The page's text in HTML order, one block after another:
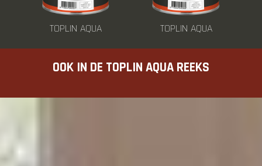
TOPLIN AQUA TOPLIN AQUA
OOK IN DE TOPLIN AQUA REEKS